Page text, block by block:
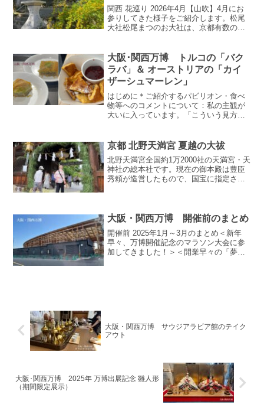
関西 花巡り 2026年4月【山吹】4月にお
参りしてきた様子をご紹介します。松尾
大社松尾まつのお大社は、京都有数の観
鳥居まで、10分もかからず到着します。
鳥居の上部に見...
大阪･関西万博 トルコの「バク
ラバ」＆ オーストリアの「カイ
ザーシュマーレン」
はじめに＊ご紹介するパビリオン・食べ
物等へのコメントについて：私の主観が
大いに入っています。「こういう見方・
真撮影・ブログへの掲載許可をいただい
た箇所のみとなっています...
京都 北野天満宮 夏越の大祓
北野天満宮全国約1万2000社の天満宮・天
神社の総本社です。現在の御本殿は豊臣
秀頼が造営したもので、国宝に指定され
ていました。夏越の...
大阪・関西万博 開催前のまとめ
開催前 2025年1月～3月のまとめ＜新年
早々、万博開催記念のマラソン大会に参
加してきました！＞＜開業早々の「夢洲
大阪・関西万博 サウジアラビア館のテイク
アウト
大阪･関西万博 2025年 万博出展記念 雛人形
（期間限定展示）